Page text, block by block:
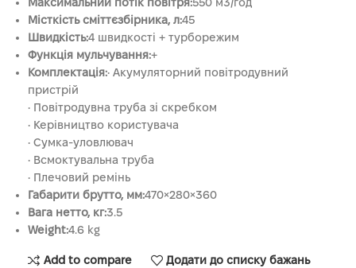
Місткість сміттєзбірника, л:45
Швидкість:4 швидкості + турборежим
Функція мульчування:+
Комплектація:• Акумуляторний повітродувний
пристрій
• Повітродувна труба зі скребком
• Керівництво користувача
• Сумка-уловлювач
• Всмоктувальна труба
• Плечовий ремінь
Габарити брутто, мм:470×280×360
Вага нетто, кг:3.5
Weight:4.6 kg
Add to compare Додати до списку бажань